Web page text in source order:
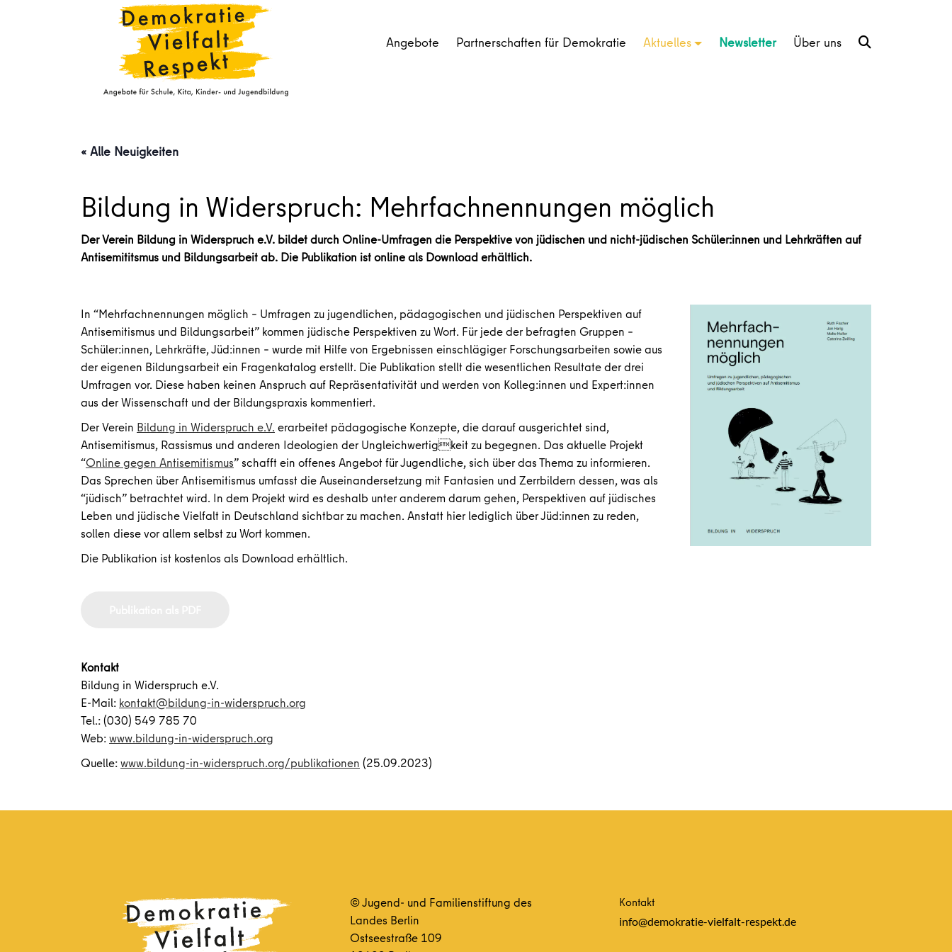
Angebote Partnerschaften für Demokratie Aktuelles Newsletter Über uns
« Alle Neuigkeiten
Bildung in Widerspruch: Mehrfachnennungen möglich
Der Verein Bildung in Widerspruch e.V. bildet durch Online-Umfragen die Perspektive von jüdischen und nicht-jüdischen Schüler:innen und Lehrkräften auf
Antisemititsmus und Bildungsarbeit ab. Die Publikation ist online als Download erhältlich.
In “Mehrfachnennungen möglich – Umfragen zu jugendlichen, pädagogischen und jüdischen Perspektiven auf
Antisemitismus und Bildungsarbeit” kommen jüdische Perspektiven zu Wort. Für jede der befragten Gruppen –
Schüler:innen, Lehrkräfte, Jüd:innen – wurde mit Hilfe von Ergebnissen einschlägiger Forschungsarbeiten sowie aus
der eigenen Bildungsarbeit ein Fragenkatalog erstellt. Die Publikation stellt die wesentlichen Resultate der drei
Umfragen vor. Diese haben keinen Anspruch auf Repräsentativität und werden von Kolleg:innen und Expert:innen
aus der Wissenschaft und der Bildungspraxis kommentiert.
Der Verein Bildung in Widerspruch e.V. erarbeitet pädagogische Konzepte, die darauf ausgerichtet sind,
Antisemitismus, Rassismus und anderen Ideologien der Ungleichwertigkeit zu begegnen. Das aktuelle Projekt
“Online gegen Antisemitismus” schafft ein offenes Angebot für Jugendliche, sich über das Thema zu informieren.
Das Sprechen über Antisemitismus umfasst die Auseinandersetzung mit Fantasien und Zerrbildern dessen, was als
“jüdisch” betrachtet wird. In dem Projekt wird es deshalb unter anderem darum gehen, Perspektiven auf jüdisches
Leben und jüdische Vielfalt in Deutschland sichtbar zu machen. Anstatt hier lediglich über Jüd:innen zu reden,
sollen diese vor allem selbst zu Wort kommen.
Die Publikation ist kostenlos als Download erhältlich.
Kontakt
Bildung in Widerspruch e.V.
E-Mail: kontakt@bildung-in-widerspruch.org
Tel.: (030) 549 785 70
Web:www.bildung-in-widerspruch.org
Quelle:www.bildung-in-widerspruch.org/publikationen (25.09.2023)
© Jugend- und Familienstiftung des
Landes Berlin
Ostseestraße 109
Kontakt
info@demokratie-vielfalt-respekt.de